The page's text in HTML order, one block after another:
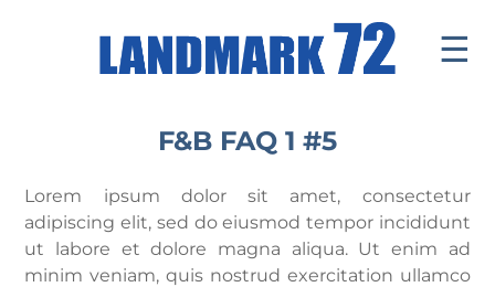
☰
Office
Retail Mall
F&B FAQ 1 #5
Lorem ipsum dolor sit amet, consectetur
adipiscing elit, sed do eiusmod tempor incididunt
ut labore et dolore magna aliqua. Ut enim ad
minim veniam, quis nostrud exercitation ullamco